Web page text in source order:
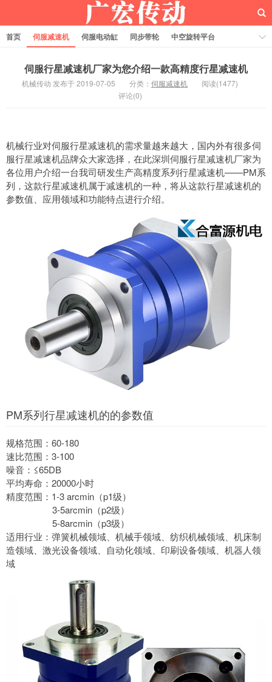
首页 伺服减速机 伺服电动缸 同步带轮
中空旋转平台
伺服行星减速机厂家为您介绍一款高精度行星减速机
机械传动 发布于 2019-07-05 分类： 伺服减速机
阅读(1477)
评论(0)
机械行业对伺服行星减速机的需求量越来越大，国内外有很多伺
服行星减速机品牌众大家选择，在此深圳伺服行星减速机厂家为
各位用户介绍一台我司研发生产高精度系列行星减速机——PM系
列，这款行星减速机属于减速机的一种，将从这款行星减速机的
参数值、应用领域和功能特点进行介绍。
PM系列行星减速机的的参数值
规格范围：60-180
速比范围：3-100
噪音：≤65DB
平均寿命：20000小时
精度范围：1-3 arcmin（p1级）
3-5arcmin（p2级）
5-8arcmin（p3级）
适用行业：弹簧机械领域、机械手领域、纺织机械领域、机床制
造领域、激光设备领域、自动化领域、印刷设备领域、机器人领
域